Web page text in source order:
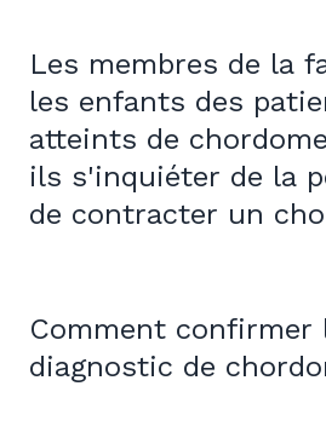
Les membres de la
les enfants des
atteints de
ils s'inquiéter de la
de contracter un
Comment confirmer
diagnostic de